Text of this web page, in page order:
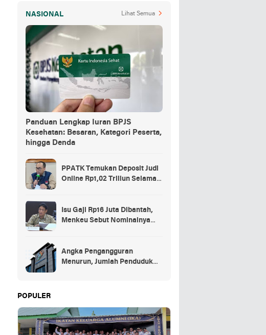
NASIONAL Lihat Semua
Panduan Lengkap Iuran BPJS
Kesehatan: Besaran, Kategori Peserta,
hingga Denda
PPATK Temukan Deposit Judi
Online Rp1,02 Triliun Selama
Isu Gaji Rp16 Juta Dibantah,
Menkeu Sebut Nominalnya
Angka Pengangguran
Menurun, Jumlah Penduduk
POPULER